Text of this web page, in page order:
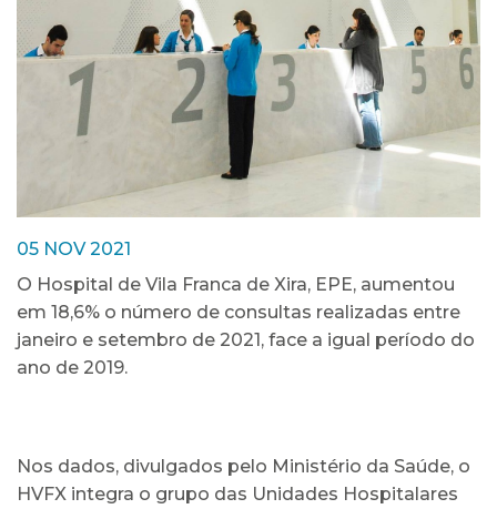
05 NOV 2021
O Hospital de Vila Franca de Xira, EPE, aumentou
em 18,6% o número de consultas realizadas entre
janeiro e setembro de 2021, face a igual período do
ano de 2019.
Nos dados, divulgados pelo Ministério da Saúde, o
HVFX integra o grupo das Unidades Hospitalares